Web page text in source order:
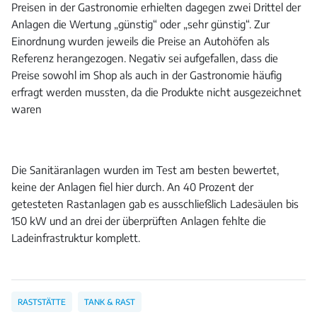
Preisen in der Gastronomie erhielten dagegen zwei Drittel der
Anlagen die Wertung „günstig“ oder „sehr günstig“. Zur
Einordnung wurden jeweils die Preise an Autohöfen als
Referenz herangezogen. Negativ sei aufgefallen, dass die
Preise sowohl im Shop als auch in der Gastronomie häufig
erfragt werden mussten, da die Produkte nicht ausgezeichnet
waren
Die Sanitäranlagen wurden im Test am besten bewertet,
keine der Anlagen fiel hier durch. An 40 Prozent der
getesteten Rastanlagen gab es ausschließlich Ladesäulen bis
150 kW und an drei der überprüften Anlagen fehlte die
Ladeinfrastruktur komplett.
RASTSTÄTTE TANK & RAST